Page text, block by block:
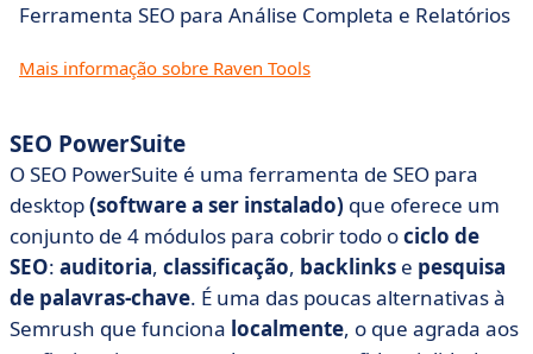
Ferramenta SEO para Análise Completa e Relatórios
Mais informação sobre Raven Tools
SEO PowerSuite
O SEO PowerSuite é uma ferramenta de SEO para
desktop(software a ser instalado) que oferece um
conjunto de 4 módulos para cobrir todo ociclo de
SEO: auditoria, classificação, backlinks e pesquisa
de palavras-chave. É uma das poucas alternativas à
Semrush que funciona localmente, o que agrada aos